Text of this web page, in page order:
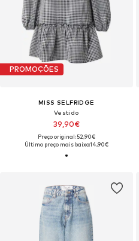
PROMOÇÕES
MISS SELFRIDGE
Vestido
39,90€
Preço original: 52,90€
Último preço mais baixo:14,90€